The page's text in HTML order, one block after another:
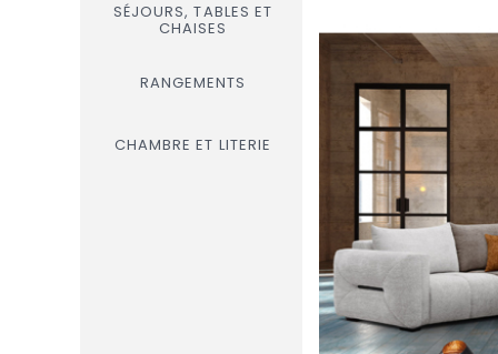
SÉJOURS, TABLES ET
CHAISES
RANGEMENTS
CHAMBRE ET LITERIE